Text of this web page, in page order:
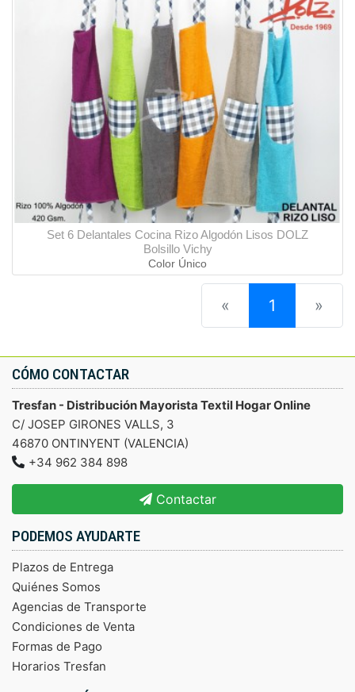
Set 6 Delantales Cocina Rizo Algodón Lisos DOLZ
Bolsillo Vichy
Color Único
« 1 (current)
»
CÓMO CONTACTAR
Tresfan - Distribución Mayorista Textil Hogar Online
C/ JOSEP GIRONES VALLS, 3
46870 ONTINYENT (VALENCIA)
+34 962 384 898
Contactar
PODEMOS AYUDARTE
Plazos de Entrega
Quiénes Somos
Agencias de Transporte
Condiciones de Venta
Formas de Pago
Horarios Tresfan